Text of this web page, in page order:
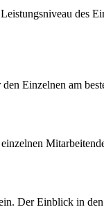
des
Einzelnen am
Der Einblick in